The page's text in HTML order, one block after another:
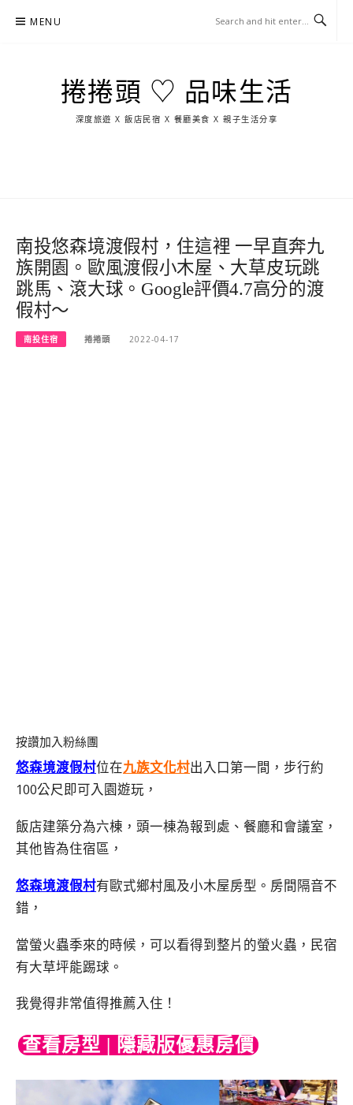
MENU
捲捲頭 ♡ 品味生活
深度旅遊 X 飯店民宿 X 餐廳美食 X 親子生活分享
南投悠森境渡假村，住這裡 一早直奔九
族開園。歐風渡假小木屋、大草皮玩跳
跳馬、滾大球。Google評價4.7高分的渡
假村～
南投住宿 捲捲頭 2022-04-17
按讚加入粉絲團
悠森境渡假村位在九族文化村出入口第一間，步行約
100公尺即可入園遊玩，
飯店建築分為六棟，頭一棟為報到處、餐廳和會議室，
其他皆為住宿區，
悠森境渡假村有歐式鄉村風及小木屋房型。房間隔音不
錯，
當螢火蟲季來的時候，可以看得到整片的螢火蟲，民宿
有大草坪能踢球。
我覺得非常值得推薦入住！
查看房型 | 隱藏版優惠房價